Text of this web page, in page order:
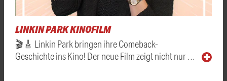
LINKIN PARK KINOFILM
🎬🎸 Linkin Park bringen ihre Comeback-
Geschichte ins Kino! Der neue Film zeigt nicht nur …